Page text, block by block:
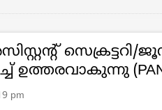
ഉത്തരവാകുന്നു
pm